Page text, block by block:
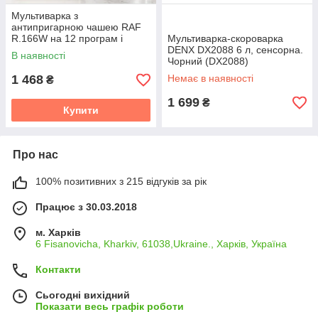
Мультиварка з
антипригарною чашею RAF
R.166W на 12 програм і
потужністю 900 Вт Біла
В наявності
1 468 ₴
Купити
Мультиварка-скороварка
DENX DX2088 6 л, сенсорна.
Чорний (DX2088)
Немає в наявності
1 699 ₴
Про нас
100% позитивних з 215 відгуків за рік
Працює з 30.03.2018
м. Харків
6 Fisanovicha, Kharkiv, 61038,Ukraine., Харків, Україна
Контакти
Сьогодні вихідний
Показати весь графік роботи